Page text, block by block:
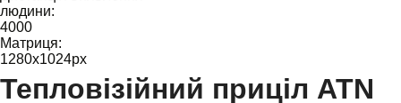
людини:
4000
Матриця:
1280x1024px
Тепловізійний приціл ATN